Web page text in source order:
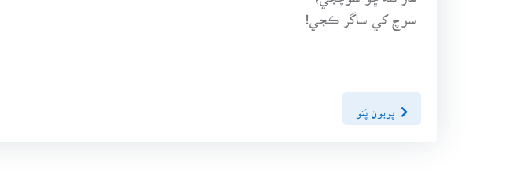
سوچ کي ساگر ڪجي!
پويون پَنو